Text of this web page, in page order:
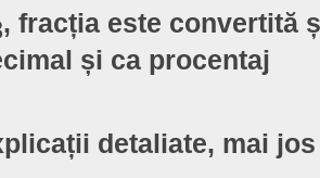
, fracția este convertită
și ca procentaj
detaliate, mai jos